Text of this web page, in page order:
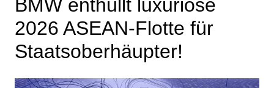
BMW enthüllt luxuriöse
2026 ASEAN-Flotte für
Staatsoberhäupter!